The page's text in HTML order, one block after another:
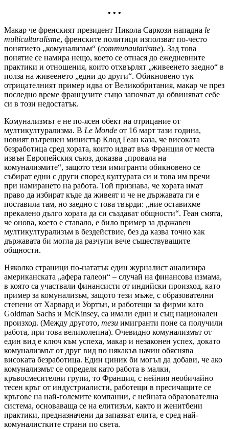
• • •
Макар че френският президент Никола Саркози нападна le
multiculturalisme, френските политици използват по-често
понятието „комунализъм“ (communautarisme). Зад това
понятие се намира нещо, което се отнася до ежедневните
практики и отношения, които отхвърлят „живеенето заедно“ в
полза на живеенето „едни до други“. Обикновено тук
отрицателният пример идва от Великобритания, макар че през
последно време французите също започват да обвиняват себе
си в този недостатък.
Комунализмът е не по-ясен обект на отрицание от
мултикултурализма. В Le Monde от 16 март тази година,
новият вътрешен министър Клод Геан каза, че високата
безработица сред хората, които идват във Франция от места
извън Европейския съюз, доказва „провала на
комунализмите“, защото тези имигранти обикновено се
събират едни с други според културата си и това им пречи
при намирането на работа. Той признава, че хората имат
право да избират къде да живеят и че не държавата ги е
поставила там, но заедно с това твърди: „ние оставихме
прекалено дълго хората да си създават общности“. Геан смята,
че онова, което е ставало, е било пример за държавен
мултикултурализъм в бездействие, без да казва точно как
държавата би могла да разчупи вече съществуващите
общности.
Няколко страници по-нататък един журналист анализира
американската „афера галеон“ – случай на финансова измама,
в която са участвали финансисти от индийски произход, като
пример за комунализъм, защото тези мъже, с образователни
степени от Харвард и Уортън, и работещи за фирми като
Goldman Sachs и McKinsey, са имали един и същ национален
произход. (Между другото, тези имигранти поне са получили
работа, при това великолепна). Очевидно комунализмът от
един вид е ключ към успеха, макар и незаконен успех, докато
комунализмът от друг вид по някакъв начин обяснява
високата безработица. Един циник би могъл да добави, че ако
комунализмът се определя като работа в малки,
кръвосмесителни групи, то Франция, с нейния необичайно
тесен кръг от индустриалисти, работещи в пресичащите се
кръгове на най-големите компании, с нейната образователна
система, основаваща се на елитизъм, както и женитбени
практики, предназначени да запазват елита, е сред най-
комуналистките страни по света.